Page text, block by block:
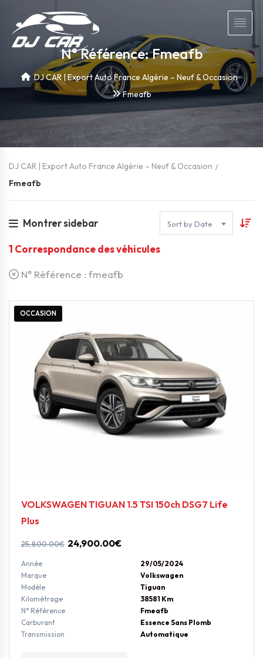
N° Référence: Fmeafb
DJ CAR | Export Auto France Algérie – Neuf & Occasion
Fmeafb
DJ CAR | Export Auto France Algérie – Neuf & Occasion
Fmeafb
Montrer sidebar Sort by Date
1 Correspondance des véhicules
N° Référence : fmeafb
OCCASION
VOLKSWAGEN TIGUAN 1.5 TSI 150ch DSG7 Life
Plus
25,800.00€ 24,900.00€
Année
29/05/2024
Marque
Volkswagen
Modèle
Tiguan
Kilométrage
38581 Km
N° Référence
Fmeafb
Carburant
Essence Sans Plomb
Transmission
Automatique